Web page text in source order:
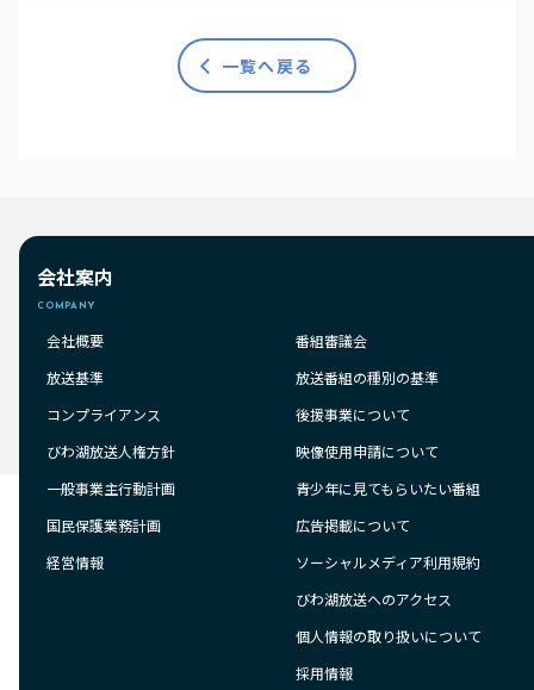
一覧へ戻る
会社案内
COMPANY
会社概要
放送基準
コンプライアンス
びわ湖放送人権方針
一般事業主行動計画
国民保護業務計画
経営情報
番組審議会
放送番組の種別の基準
後援事業について
映像使用申請について
青少年に見てもらいたい番組
広告掲載について
ソーシャルメディア利用規約
びわ湖放送へのアクセス
個人情報の取り扱いについて
採用情報